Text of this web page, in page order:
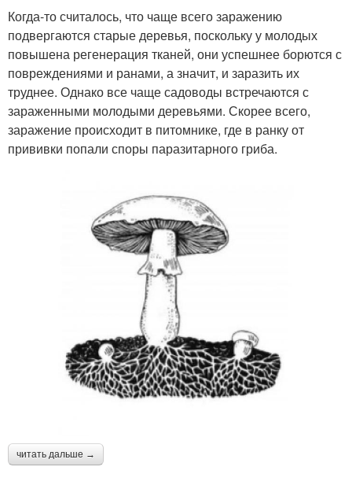
Когда-то считалось, что чаще всего заражению
подвергаются старые деревья, поскольку у молодых
повышена регенерация тканей, они успешнее борются с
повреждениями и ранами, а значит, и заразить их
труднее. Однако все чаще садоводы встречаются с
зараженными молодыми деревьями. Скорее всего,
заражение происходит в питомнике, где в ранку от
прививки попали споры паразитарного гриба.
читать дальше →